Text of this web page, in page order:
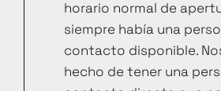
horario normal de
siempre había una
contacto disponible.
hecho de tener una